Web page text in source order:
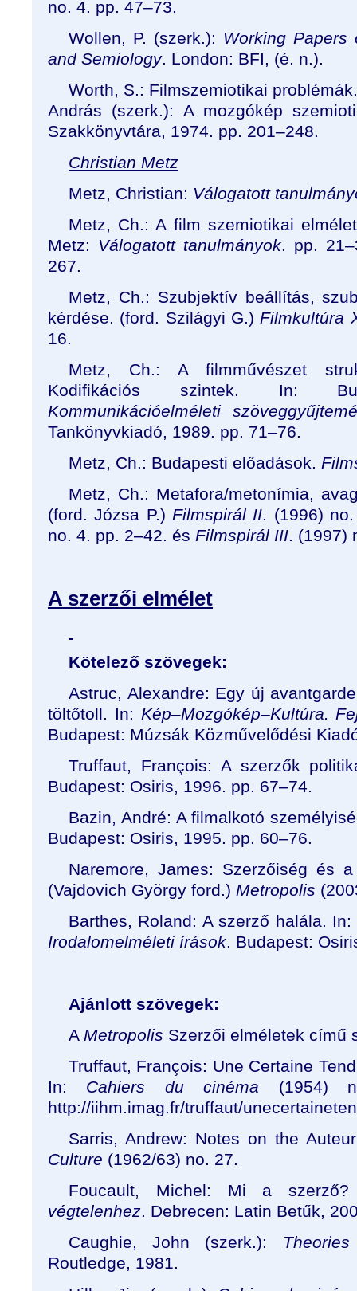
no. 4. pp. 47–73.
Wollen, P. (szerk.): Working Papers
and Semiology. London: BFI, (é. n.).
Worth, S.: Filmszemiotikai
András (szerk.): A mozgókép
Szakkönyvtára, 1974. pp. 201–248.
Christian Metz
Metz, Christian: Válogatott
Metz, Ch.: A film szemiotikai
Metz: Válogatott tanulmányok. pp.
267.
Metz, Ch.: Szubjektív beállítás,
kérdése. (ford. Szilágyi G.) Filmkultúra
16.
Metz, Ch.: A filmművészet
Kodifikációs szintek.
In:
Kommunikációelméleti
Tankönyvkiadó, 1989. pp. 71–76.
Metz, Ch.: Budapesti előadások.
Metz, Ch.: Metafora/metonímia,
(ford. Józsa P.) Filmspirál II. (1996)
no. 4. pp. 2–42. és Filmspirál III. (1997)
A szerzői elmélet
Kötelező szövegek:
Astruc, Alexandre: Egy új
töltőtoll. In: Kép–Mozgókép–Kultúra.
Budapest: Múzsák Közművelődési
Truffaut, François: A szerzők
Budapest: Osiris, 1996. pp. 67–74.
Bazin, André: A filmalkotó
Budapest: Osiris, 1995. pp. 60–76.
Naremore, James: Szerzőiség és
(Vajdovich György ford.) Metropolis
Barthes, Roland: A szerző halála.
Irodalomelméleti írások. Budapest:
Ajánlott szövegek:
A Metropolis Szerzői elméletek című
Truffaut, François: Une Certaine
In: Cahiers du cinéma (1954)
http://iihm.imag.fr/truffaut/
Sarris, Andrew: Notes on the
Culture (1962/63) no. 27.
Foucault, Michel: Mi a
végtelenhez. Debrecen: Latin Betűk,
Caughie, John (szerk.):
Routledge, 1981.